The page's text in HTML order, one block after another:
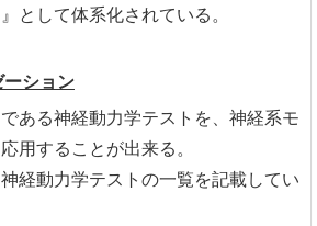
として体系化されている。
ション
ある神経動力学テストを、神経系モ
用することが出来る。
経動力学テストの一覧を記載してい